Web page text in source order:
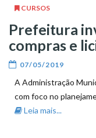
CURSOS
Prefeitura
compras e
07/05/2019
A Administração
com foco no
Leia mais...